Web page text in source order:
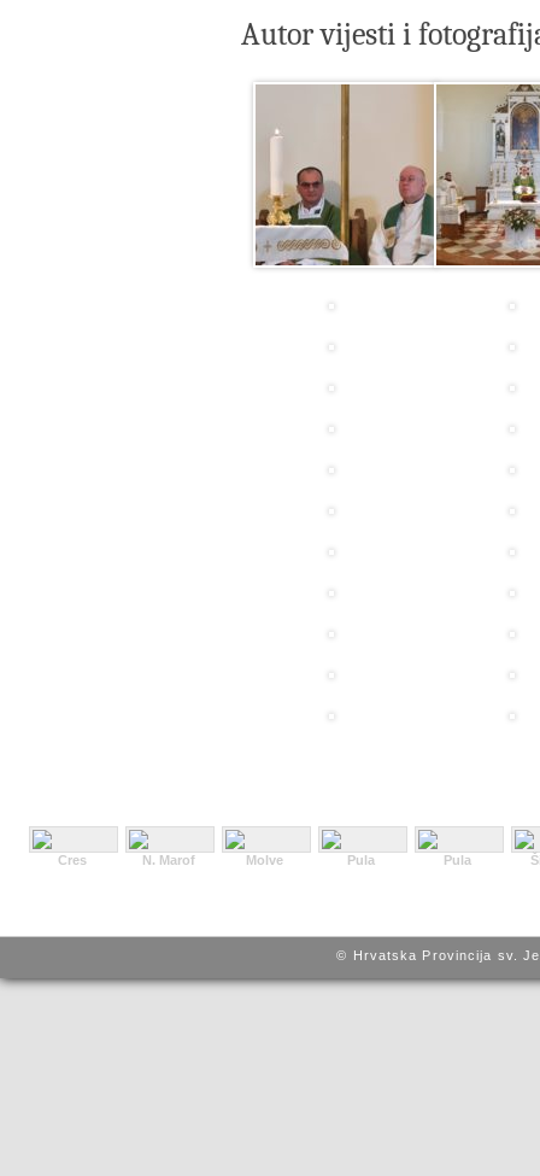
Autor vijesti i
Cres N. Marof Molve Pula Pula
© Hrvatska Provincija sv.